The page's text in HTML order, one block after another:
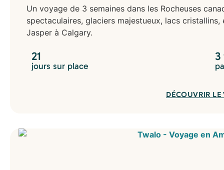
Un voyage de 3 semaines dans les Rocheuses
spectaculaires, glaciers majestueux, lacs
Jasper à Calgary.
21
jours sur place
3
DÉCOUVRIR LE